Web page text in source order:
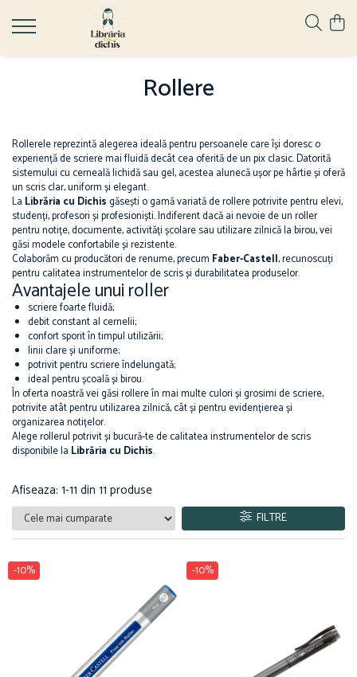
Ascuțitori
Corectoare
Radiere
Birotică și organizare birou
Agrafe de birou
Benzi adezive
Capsatoare
Capse
Decapsatoare
Perforatoare
Suporturi și organizatoare de birou
Caiete și Blocuri
Blocnotesuri
Blocuri de desen
Caiete Biologie
Caiete Dictando
Caiete Geografie
Caiete Matematica
Caiete Muzică
Caiete Studențești
Ghiozdane grădiniță
Ghiozdane școală
Ghiozdane Clasa Pregătitoare
Ghiozdane Clasele I-IV
Ghiozdane Gimnaziu și Liceu
Rollere
Rollerele reprezintă alegerea ideală pentru persoanele care își doresc o
experiență de scriere mai fluidă decât cea oferită de un pix clasic. Datorită
sistemului cu cerneală lichidă sau gel, acestea alunecă ușor pe hârtie și oferă
un scris clar, uniform și elegant.
La Librăria cu Dichis găsești o gamă variată de rollere potrivite pentru elevi,
studenți, profesori și profesioniști. Indiferent dacă ai nevoie de un roller
pentru notițe, documente, activități școlare sau utilizare zilnică la birou, vei
găsi modele confortabile și rezistente.
Colaborăm cu producători de renume, precum Faber-Castell, recunoscuți
pentru calitatea instrumentelor de scris și durabilitatea produselor.
Avantajele unui roller
scriere foarte fluidă;
debit constant al cernelii;
confort sporit în timpul utilizării;
linii clare și uniforme;
potrivit pentru scriere îndelungată;
ideal pentru școală și birou.
În oferta noastră vei găsi rollere în mai multe culori și grosimi de scriere,
potrivite atât pentru utilizarea zilnică, cât și pentru evidențierea și
organizarea notițelor.
Alege rollerul potrivit și bucură-te de calitatea instrumentelor de scris
disponibile la Librăria cu Dichis.
Afiseaza: 1-11 din 11 produse
FILTRE
-10% -10%